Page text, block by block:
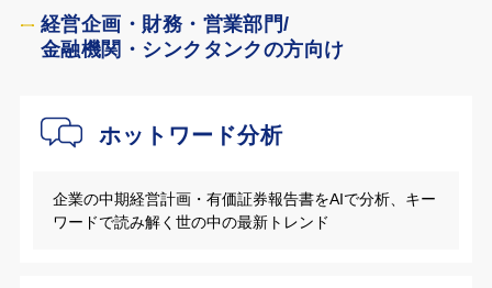
経営企画・財務・営業部門/
金融機関・シンクタンクの方向け
ホットワード分析
企業の中期経営計画・有価証券報告書をAIで分析、キー
ワードで読み解く世の中の最新トレンド